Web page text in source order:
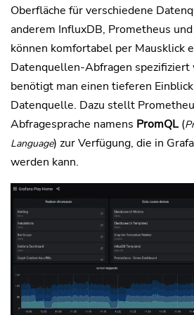
Oberfläche für verschiedene
anderem InfluxDB, Prometheus
können komfortabel per Mausklick
Datenquellen-Abfragen
benötigt man einen tieferen
Datenquelle. Dazu stellt
Abfragesprache namens PromQL(
Language) zur Verfügung, die in
werden kann.